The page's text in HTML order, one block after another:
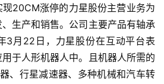
20CM涨停的力星股份主营业务为
生产和销售。公司主要产品有轴承
3月22日，力星股份在互动平台表
于人形机器人中。且机器人所需的
、行星减速器、多种机械和汽车转